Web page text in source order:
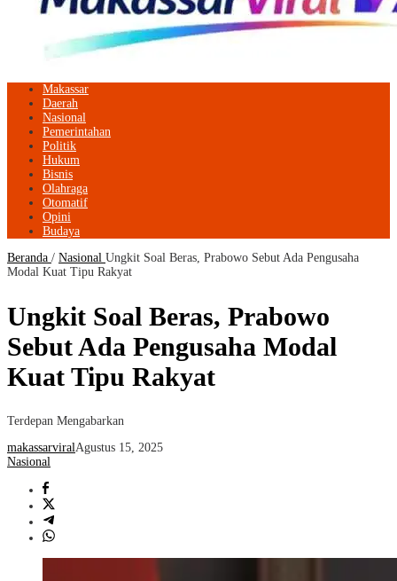
Makassar
Daerah
Nasional
Pemerintahan
Politik
Hukum
Bisnis
Olahraga
Otomatif
Opini
Budaya
Beranda / Nasional Ungkit Soal Beras, Prabowo Sebut Ada Pengusaha
Modal Kuat Tipu Rakyat
Ungkit Soal Beras, Prabowo
Sebut Ada Pengusaha Modal
Kuat Tipu Rakyat
Terdepan Mengabarkan
makassarviralAgustus 15, 2025
Nasional